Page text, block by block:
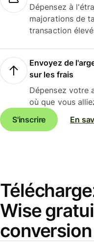
Dépensez à
majorations de
transaction
Envoyez de
sur les frais
Dépensez votre
où que vous
S'inscrire
En
Wise